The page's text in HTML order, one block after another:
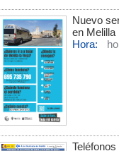
Nuevo
en Melilla
Hora: